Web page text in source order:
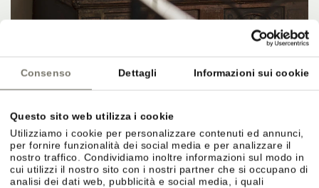
Consenso Dettagli Informazioni sui cookie
Questo sito web utilizza i cookie
Utilizziamo i cookie per personalizzare contenuti ed annunci,
per fornire funzionalità dei social media e per analizzare il
nostro traffico. Condividiamo inoltre informazioni sul modo in
cui utilizzi il nostro sito con i nostri partner che si occupano di
analisi dei dati web, pubblicità e social media, i quali